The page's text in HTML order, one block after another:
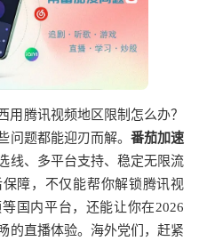
腾讯视频地区限制怎么办？
问题都能迎刃而解。 番茄加速
线、多平台支持、稳定无限流
障，不仅能帮你解锁腾讯视
国内平台，还能让你在2026
的直播体验。海外党们，赶紧